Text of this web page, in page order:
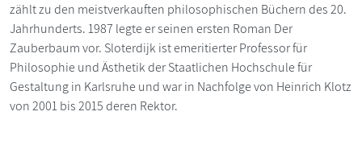
zählt zu den meistverkauften philosophischen Büchern des 20.
Jahrhunderts. 1987 legte er seinen ersten Roman Der
Zauberbaum vor. Sloterdijk ist emeritierter Professor für
Philosophie und Ästhetik der Staatlichen Hochschule für
Gestaltung in Karlsruhe und war in Nachfolge von Heinrich Klotz
von 2001 bis 2015 deren Rektor.